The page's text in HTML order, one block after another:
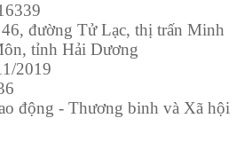
đường Tử Lạc, thị trấn Minh
tỉnh Hải Dương
2019
động - Thương binh và Xã hội